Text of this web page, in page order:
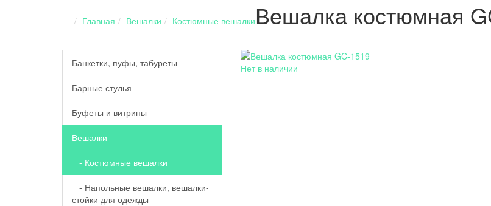
Главная Вешалки Костюмные вешалки Вешалка костюмная
Банкетки, пуфы, табуреты
Барные стулья
Буфеты и витрины
Вешалки
- Костюмные вешалки
- Напольные вешалки, вешалки-
стойки для одежды
Нет в наличии